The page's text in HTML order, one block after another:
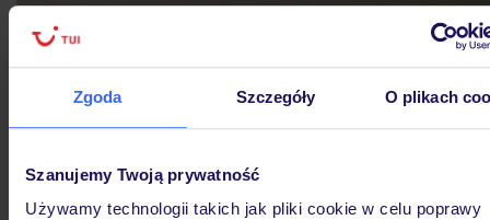
Zgoda Szczegóły O plikach
Szanujemy Twoją prywatność
Używamy technologii takich jak pliki cookie w celu poprawy